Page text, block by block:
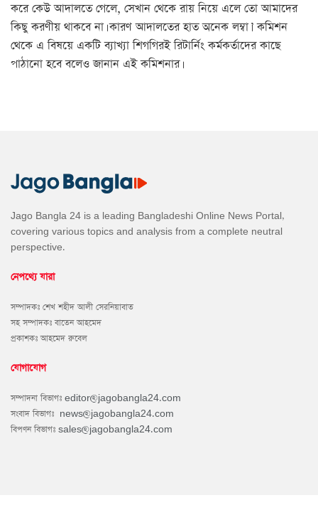
করে কেউ আদালতে গেলে, সেখান থেকে রায় নিয়ে এলে তো আমাদের
কিছু করণীয় থাকবে না। কারণ আদালতের হাত অনেক লম্বা।’ কমিশন
থেকে এ বিষয়ে একটি ব্যাখ্যা শিগগিরই রিটার্নিং কর্মকর্তাদের কাছে
পাঠানো হবে বলেও জানান এই কমিশনার।
Jago Bangla 24 is a leading Bangladeshi Online News Portal,
covering various topics and analysis from a complete neutral
perspective.
নেপথ্যে যারা
সম্পাদকঃ শেখ শহীদ আলী সেরনিয়াবাত
সহ সম্পাদকঃ বাতেন আহমেদ
প্রকাশকঃ আহমেদ রুবেল
যোগাযোগ
সম্পাদনা বিভাগঃ editor@jagobangla24.com
সংবাদ বিভাগঃ news@jagobangla24.com
বিপণন বিভাগঃ sales@jagobangla24.com